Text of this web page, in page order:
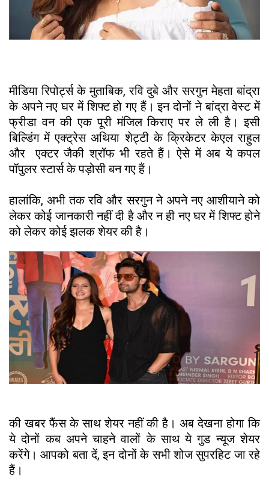
मीडिया रिपोर्ट्स के मुताबिक, रवि दुबे और सरगुन मेहता बांद्रा
के अपने नए घर में शिफ्ट हो गए हैं। इन दोनों ने बांद्रा वेस्ट में
फ्रीडा वन की एक पूरी मंजिल किराए पर ले ली है। इसी
बिल्डिंग में एक्ट्रेस अथिया शेट्टी के क्रिकेटर केएल राहुल
और एक्टर जैकी श्रॉफ भी रहते हैं। ऐसे में अब ये कपल
पॉपुलर स्टार्स के पड़ोसी बन गए हैं।
हालांकि, अभी तक रवि और सरगुन ने अपने नए आशीयाने को
लेकर कोई जानकारी नहीं दी है और न ही नए घर में शिफ्ट होने
को लेकर कोई झलक शेयर की है।
की खबर फैंस के साथ शेयर नहीं की है। अब देखना होगा कि
ये दोनों कब अपने चाहने वालों के साथ ये गुड न्यूज शेयर
करेंगे। आपको बता दें, इन दोनों के सभी शोज सुपरहिट जा रहे
हैं।